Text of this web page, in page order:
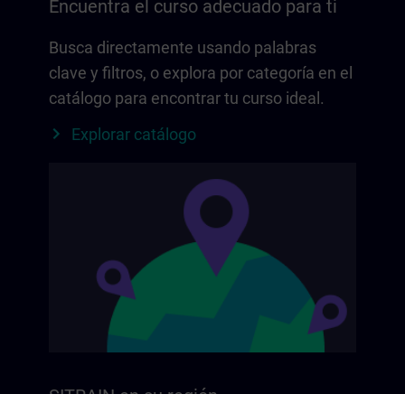
Encuentra el curso adecuado para ti
Busca directamente usando palabras
clave y filtros, o explora por categoría en el
catálogo para encontrar tu curso ideal.
Explorar catálogo